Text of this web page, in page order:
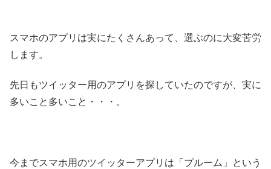
スマホのアプリは実にたくさんあって、選ぶのに大変苦労
します。
先日もツイッター用のアプリを探していたのですが、実に
多いこと多いこと・・・。
今までスマホ用のツイッターアプリは「プルーム」という